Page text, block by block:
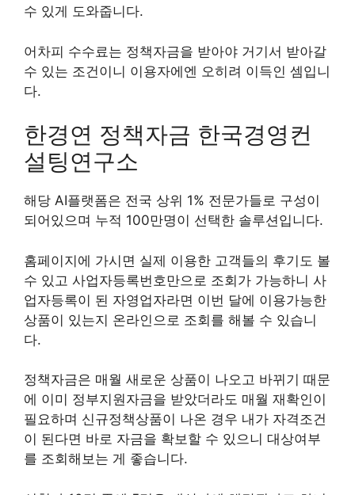
수 있게 도와줍니다.
어차피 수수료는 정책자금을 받아야 거기서 받아갈
수 있는 조건이니 이용자에엔 오히려 이득인 셈입니
다.
한경연 정책자금 한국경영컨
설팅연구소
해당 AI플랫폼은 전국 상위 1% 전문가들로 구성이
되어있으며 누적 100만명이 선택한 솔루션입니다.
홈페이지에 가시면 실제 이용한 고객들의 후기도 볼
수 있고 사업자등록번호만으로 조회가 가능하니 사
업자등록이 된 자영업자라면 이번 달에 이용가능한
상품이 있는지 온라인으로 조회를 해볼 수 있습니
다.
정책자금은 매월 새로운 상품이 나오고 바뀌기 때문
에 이미 정부지원자금을 받았더라도 매월 재확인이
필요하며 신규정책상품이 나온 경우 내가 자격조건
이 된다면 바로 자금을 확보할 수 있으니 대상여부
를 조회해보는 게 좋습니다.